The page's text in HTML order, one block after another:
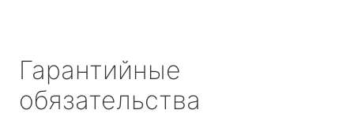
Гарантийные
обязательства